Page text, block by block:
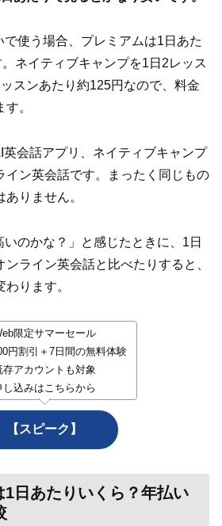
使う場合、プレミアムは1日あた
ネイティブキャンプを1日2レッス
スンあたり約125円なので、料金
。
英会話アプリ、ネイティブキャンプ
イン英会話です。まったく同じもの
りません。
のかな？」と感じたときに、1日
ライン英会話と比べたりすると、
ります。
限定サマーセール
円割引＋7日間の無料体験
存アカウントも対象
し込みはこちらから
【スピーク】
日あたりいくら？年払い